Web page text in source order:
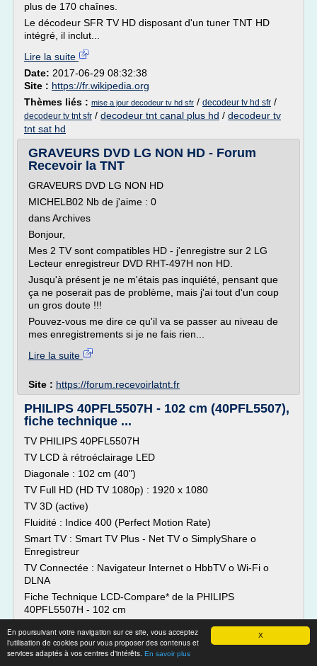
X
En poursuivant votre navigation sur ce site, vous acceptez
l'utilisation de cookies pour vous proposer des contenus et
services adaptés à vos centres d'intérêts. En savoir plus
plus de 170 chaînes.
Le décodeur SFR TV HD disposant d'un tuner TNT HD
intégré, il inclut...
Lire la suite
Date: 2017-06-29 08:32:38
Site : https://fr.wikipedia.org
Thèmes liés : mise a jour decodeur tv hd sfr / decodeur tv hd sfr /
decodeur tv tnt sfr / decodeur tnt canal plus hd / decodeur tv
tnt sat hd
GRAVEURS DVD LG NON HD - Forum
Recevoir la TNT
GRAVEURS DVD LG NON HD
MICHELB02 Nb de j'aime : 0
dans Archives
Bonjour,
Mes 2 TV sont compatibles HD - j'enregistre sur 2 LG
Lecteur enregistreur DVD RHT-497H non HD.
Jusqu'à présent je ne m'étais pas inquiété, pensant que
ça ne poserait pas de problème, mais j'ai tout d'un coup
un gros doute !!!
Pouvez-vous me dire ce qu'il va se passer au niveau de
mes enregistrements si je ne fais rien...
Lire la suite
Site : https://forum.recevoirlatnt.fr
PHILIPS 40PFL5507H - 102 cm (40PFL5507),
fiche technique ...
TV PHILIPS 40PFL5507H
TV LCD à rétroéclairage LED
Diagonale : 102 cm (40")
TV Full HD (HD TV 1080p) : 1920 x 1080
TV 3D (active)
Fluidité : Indice 400 (Perfect Motion Rate)
Smart TV : Smart TV Plus - Net TV o SimplyShare o
Enregistreur
TV Connectée : Navigateur Internet o HbbTV o Wi-Fi o
DLNA
Fiche Technique LCD-Compare* de la PHILIPS
40PFL5507H - 102 cm
Lire la suite